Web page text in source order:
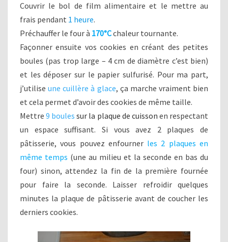
Couvrir le bol de film alimentaire et le mettre au
frais pendant 1 heure.
Préchauffer le four à 170°Cchaleur tournante.
Façonner ensuite vos cookies en créant des petites
boules (pas trop large – 4 cm de diamètre c’est bien)
et les déposer sur le papier sulfurisé. Pour ma part,
j’utiliseune cuillère à glace, ça marche vraiment bien
et cela permet d’avoir des cookies de même taille.
Mettre9 boulessur la plaque de cuisson en respectant
un espace suffisant. Si vous avez 2 plaques de
pâtisserie, vous pouvez enfourner les 2 plaques en
même temps (une au milieu et la seconde en bas du
four) sinon, attendez la fin de la première fournée
pour faire la seconde. Laisser refroidir quelques
minutes la plaque de pâtisserie avant de coucher les
derniers cookies.